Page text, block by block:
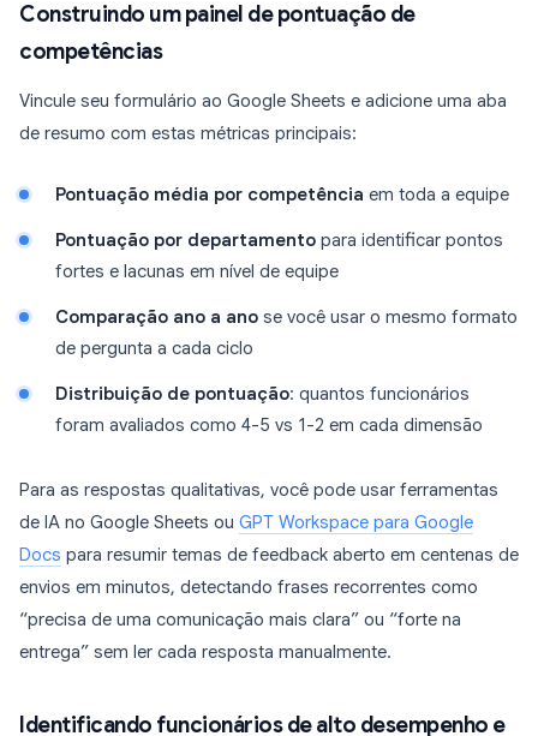
Construindo um painel de pontuação de
competências
Vincule seu formulário ao Google Sheets e adicione uma aba
de resumo com estas métricas principais:
Pontuação média por competência em toda a equipe
Pontuação por departamento para identificar pontos
fortes e lacunas em nível de equipe
Comparação ano a ano se você usar o mesmo formato
de pergunta a cada ciclo
Distribuição de pontuação: quantos funcionários
foram avaliados como 4-5 vs 1-2 em cada dimensão
Para as respostas qualitativas, você pode usar ferramentas
de IA no Google Sheets ou GPT Workspace para Google
Docs para resumir temas de feedback aberto em centenas de
envios em minutos, detectando frases recorrentes como
“precisa de uma comunicação mais clara” ou “forte na
entrega” sem ler cada resposta manualmente.
Identificando funcionários de alto desempenho e